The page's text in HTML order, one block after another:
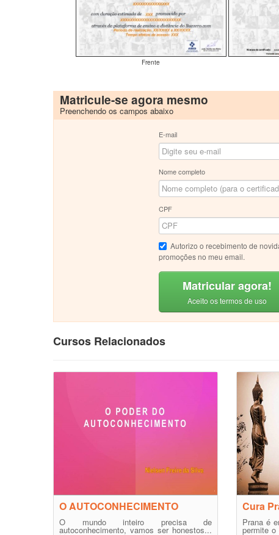
Frente
Matricule-se agora mesmo
Preenchendo os campos abaixo
E-mail
Nome completo
CPF
Autorizo o recebimento de
promoções no meu email.
Matricular agora!
Aceito os termos de uso
Cursos Relacionados
O AUTOCONHECIMENTO
O mundo inteiro precisa de
autoconhecimento, vamos ser honestos...
Cura
Prana é
permite o